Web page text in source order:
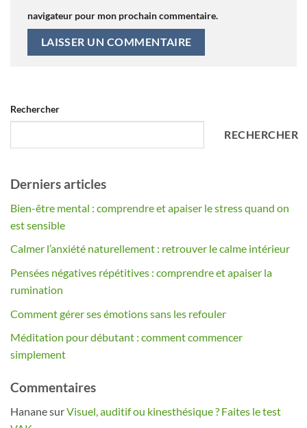
navigateur pour mon prochain commentaire.
Rechercher
RECHERCHER
Derniers articles
Bien-être mental : comprendre et apaiser le stress quand on
est sensible
Calmer l’anxiété naturellement : retrouver le calme intérieur
Pensées négatives répétitives : comprendre et apaiser la
rumination
Comment gérer ses émotions sans les refouler
Méditation pour débutant : comment commencer
simplement
Commentaires
HananesurVisuel, auditif ou kinesthésique ? Faites le test